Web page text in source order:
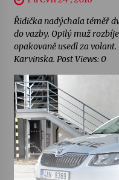
Řidička nadýchala téměř
do vazby. Opilý muž
opakovaně usedl za
Karvinska. Post Views: 0